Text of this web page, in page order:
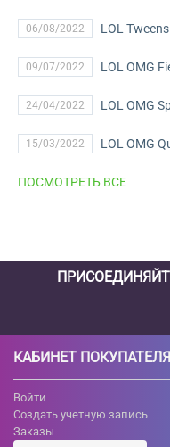
06/08/2022 LOL
09/07/2022 LOL OMG
24/04/2022 LOL OMG
15/03/2022 LOL OMG
ПОСМОТРЕТЬ ВСЕ
КАБИНЕТ ПОКУПАТЕЛЯ
Войти
Создать учетную запись
Заказы